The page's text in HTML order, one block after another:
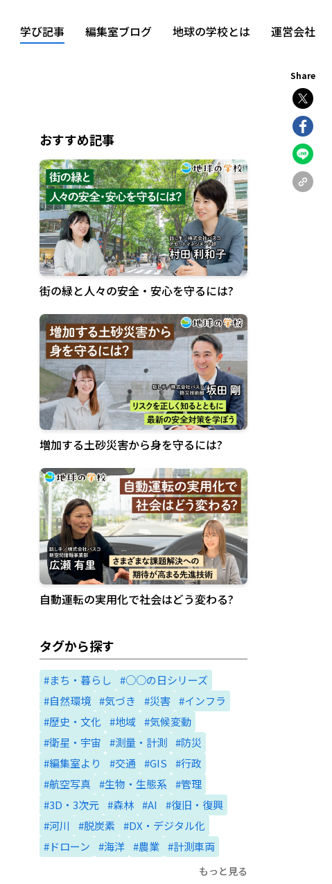
学び記事 編集室ブログ 地球の学校とは 運営会社
Share
おすすめ記事
街の緑と人々の安全・安心を守るには?
増加する土砂災害から身を守るには?
自動運転の実用化で社会はどう変わる?
タグから探す
#まち・暮らし
#○○の日シリーズ
#自然環境 #気づき #災害 #インフラ
#歴史・文化
#地域 #気候変動
#衛星・宇宙
#測量・計測 #防災
#編集室より
#交通 #GIS
#行政
#航空写真 #生物・生態系
#管理
#3D・3次元 #森林 #AI
#復旧・復興
#河川
#脱炭素
#DX・デジタル化
#ドローン
#海洋 #農業 #計測車両
もっと見る